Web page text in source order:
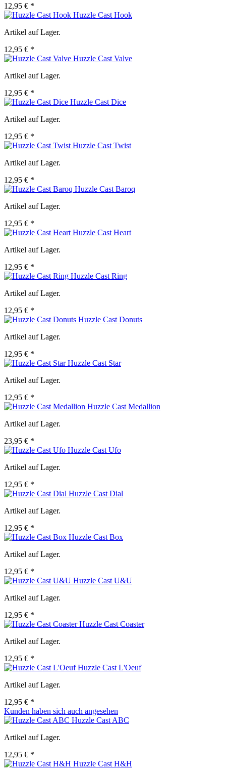
12,95 € *
Huzzle Cast Hook
Artikel auf Lager.
12,95 € *
Huzzle Cast Valve
Artikel auf Lager.
12,95 € *
Huzzle Cast Dice
Artikel auf Lager.
12,95 € *
Huzzle Cast Twist
Artikel auf Lager.
12,95 € *
Huzzle Cast Baroq
Artikel auf Lager.
12,95 € *
Huzzle Cast Heart
Artikel auf Lager.
12,95 € *
Huzzle Cast Ring
Artikel auf Lager.
12,95 € *
Huzzle Cast Donuts
Artikel auf Lager.
12,95 € *
Huzzle Cast Star
Artikel auf Lager.
12,95 € *
Huzzle Cast Medallion
Artikel auf Lager.
23,95 € *
Huzzle Cast Ufo
Artikel auf Lager.
12,95 € *
Huzzle Cast Dial
Artikel auf Lager.
12,95 € *
Huzzle Cast Box
Artikel auf Lager.
12,95 € *
Huzzle Cast U&U
Artikel auf Lager.
12,95 € *
Huzzle Cast Coaster
Artikel auf Lager.
12,95 € *
Huzzle Cast L'Oeuf
Artikel auf Lager.
12,95 € *
Kunden haben sich auch angesehen
Huzzle Cast ABC
Artikel auf Lager.
12,95 € *
Huzzle Cast H&H